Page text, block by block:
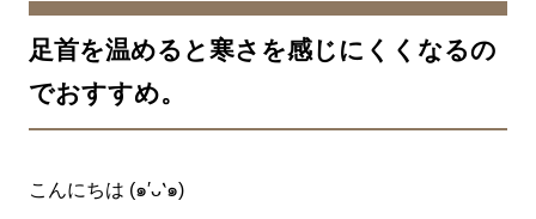
足首を温めると寒さを感じにくくなるの
でおすすめ。
こんにちは (๑′ᴗ‵๑)